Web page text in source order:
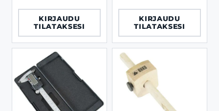
KIRJAUDU
TILATAKSESI
KIRJAUDU
TILATAKSESI